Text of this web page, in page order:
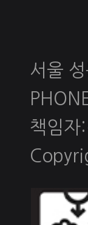
서울
책임